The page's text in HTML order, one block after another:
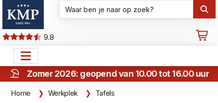
9.8
Zomer 2026: geopend van 10.00 tot 16.00 uur
Home Werkplek Tafels